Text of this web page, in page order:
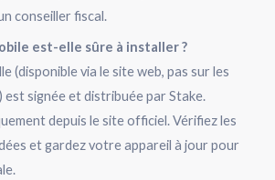
conseiller fiscal.
est-elle sûre à installer ?
(disponible via le site web, pas sur les
est signée et distribuée par Stake.
depuis le site officiel. Vérifiez les
et gardez votre appareil à jour pour